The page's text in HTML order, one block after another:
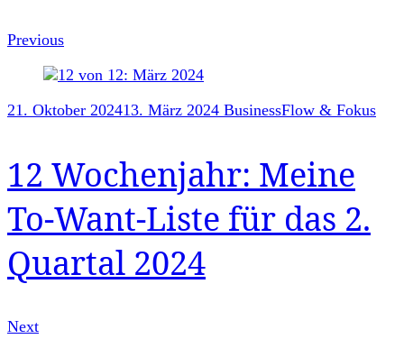
Previous
21. Oktober 202413. März 2024 BusinessFlow & Fokus
12 Wochenjahr: Meine
To-Want-Liste für das 2.
Quartal 2024
Next